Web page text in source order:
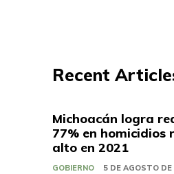
Recent
Michoacán logra
77% en homicidios
alto en 2021
GOBIERNO 5 DE AGOSTO